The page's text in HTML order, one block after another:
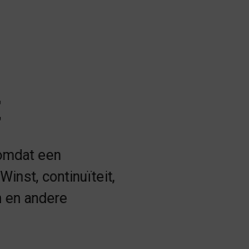
een
continuïteit,
andere